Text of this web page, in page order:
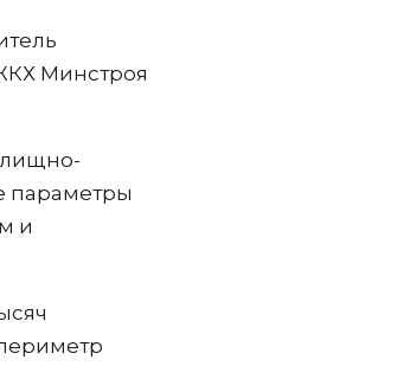
Минстроя
параметры
и